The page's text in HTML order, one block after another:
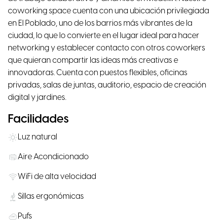
coworking space cuenta con una ubicación privilegiada
en El Poblado, uno de los barrios más vibrantes de la
ciudad, lo que lo convierte en el lugar ideal para hacer
networking y establecer contacto con otros coworkers
que quieran compartir las ideas más creativas e
innovadoras. Cuenta con puestos flexibles, oficinas
privadas, salas de juntas, auditorio, espacio de creación
digital y jardines.
Facilidades
Luz natural
Aire Acondicionado
WiFi de alta velocidad
Sillas ergonómicas
Pufs